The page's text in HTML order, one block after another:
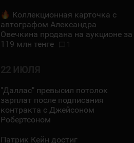
Коллекционная карточка с
автографом Александра
Овечкина продана на аукционе за
119 млн тенге
22 ИЮЛЯ
"Даллас" превысил потолок
зарплат после подписания
контракта с Джейсоном
Робертсоном
Патрик Кейн достиг